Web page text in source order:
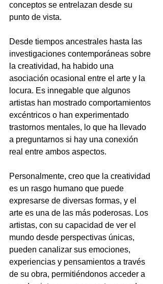
conceptos se entrelazan desde su
punto de vista.
Desde tiempos ancestrales hasta las
investigaciones contemporáneas sobre
la creatividad, ha habido una
asociación ocasional entre el arte y la
locura. Es innegable que algunos
artistas han mostrado comportamientos
excéntricos o han experimentado
trastornos mentales, lo que ha llevado
a preguntarnos si hay una conexión
real entre ambos aspectos.
Personalmente, creo que la creatividad
es un rasgo humano que puede
expresarse de diversas formas, y el
arte es una de las más poderosas. Los
artistas, con su capacidad de ver el
mundo desde perspectivas únicas,
pueden canalizar sus emociones,
experiencias y pensamientos a través
de su obra, permitiéndonos acceder a